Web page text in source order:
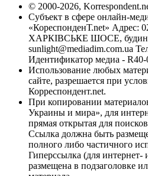
© 2000-2026,
Субъект в сфере онлайн-
«КореспонденТ.net» Адрес:
ХАРКІВСЬКЕ ШОСЕ,
sunlight@mediadim.com.ua
Идентификатор медиа - R40-
Использование любых
сайте, разрешается при
Корреспондент.net.
При копировании
Украины и мира», для
прямая открытая для
Ссылка должна быть
полного либо частичного
Гиперссылка (для
размещена в подзаголовке